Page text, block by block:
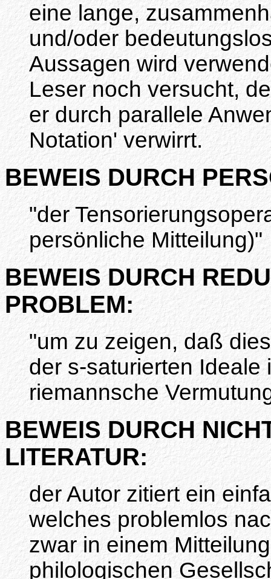
eine lange,
und/oder
Aussagen wird
Leser noch versucht,
er durch parallele
Notation' verwirrt.
BEWEIS DURCH
"der
persönliche Mitteilung)"
BEWEIS DURCH
PROBLEM:
"um zu zeigen, daß
der s-saturierten Ideale
riemannsche
BEWEIS DURCH
LITERATUR:
der Autor zitiert ein
welches problemlos
zwar in einem
philologischen